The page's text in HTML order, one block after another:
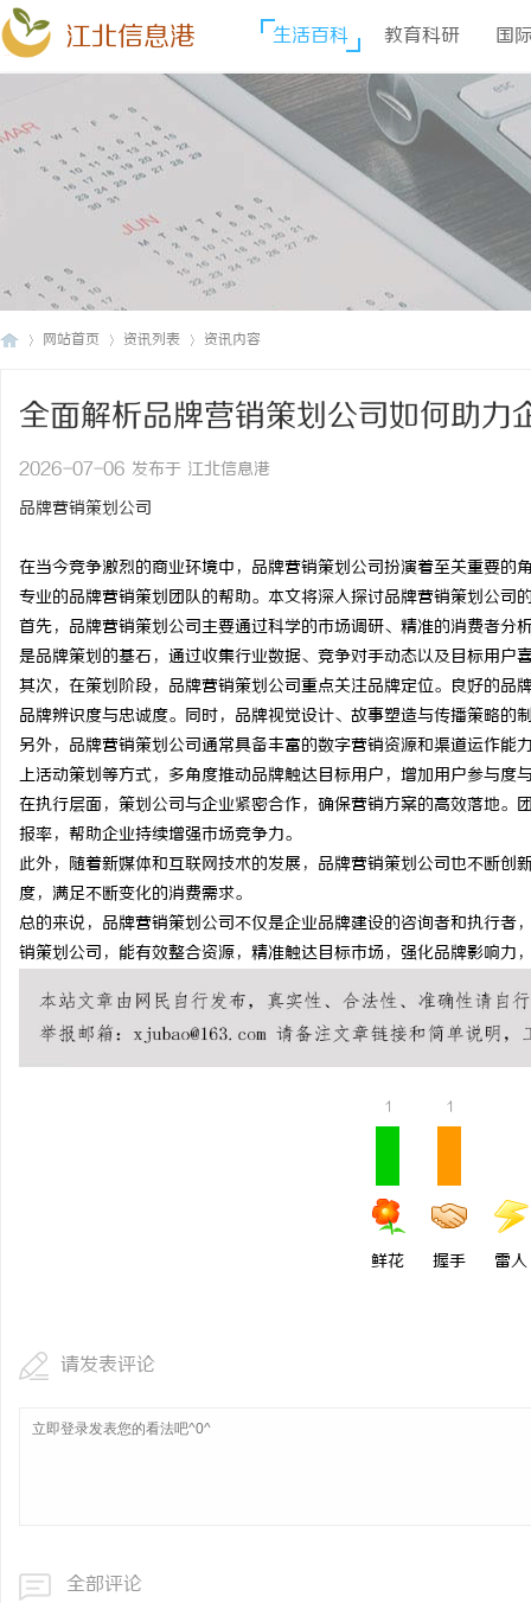
江北信息港 生活百科 教育科研 国
网站首页 资讯列表 资讯内容
全面解析品牌营销策划公司如何助力
2026-07-06 发布于 江北信息港
品牌营销策划公司
在当今竞争激烈的商业环境中，品牌营销策划公司扮演着至关重要
专业的品牌营销策划团队的帮助。本文将深入探讨品牌营销策划公司
首先，品牌营销策划公司主要通过科学的市场调研、精准的消费者
是品牌策划的基石，通过收集行业数据、竞争对手动态以及目标用户
其次，在策划阶段，品牌营销策划公司重点关注品牌定位。良好的
品牌辨识度与忠诚度。同时，品牌视觉设计、故事塑造与传播策略
另外，品牌营销策划公司通常具备丰富的数字营销资源和渠道运作
上活动策划等方式，多角度推动品牌触达目标用户，增加用户参与度
在执行层面，策划公司与企业紧密合作，确保营销方案的高效落地
报率，帮助企业持续增强市场竞争力。
此外，随着新媒体和互联网技术的发展，品牌营销策划公司也不断
度，满足不断变化的消费需求。
总的来说，品牌营销策划公司不仅是企业品牌建设的咨询者和执行
销策划公司，能有效整合资源，精准触达目标市场，强化品牌影响力
1
鲜花
1
握手 雷人
请发表评论
全部评论